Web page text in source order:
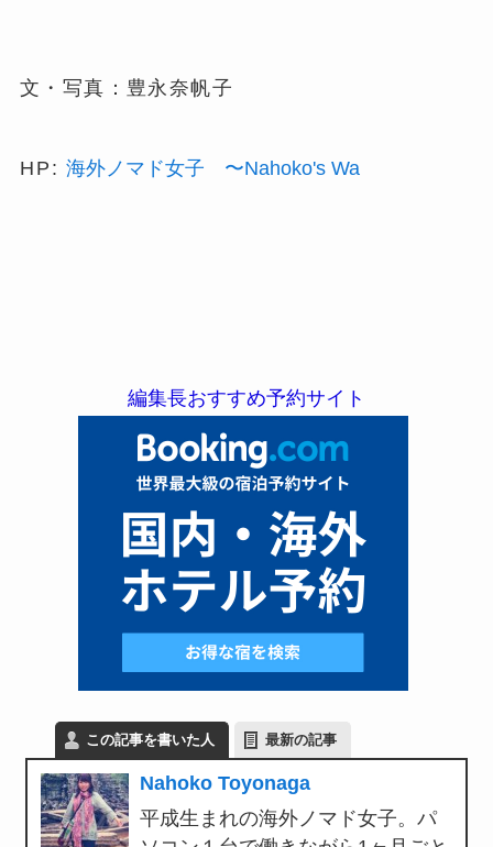
文・写真：豊永奈帆子
HP:海外ノマド女子 〜Nahoko's Wa
編集長おすすめ予約サイト
この記事を書いた人 最新の記事
Nahoko Toyonaga
平成生まれの海外ノマド女子。パ